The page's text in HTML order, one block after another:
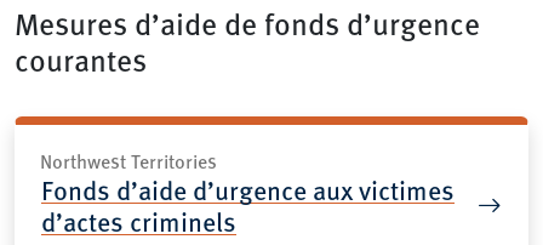
Mesures d’aide de fonds d’urgence
courantes
Northwest Territories
Fonds d’aide d’urgence aux victimes
d’actes criminels